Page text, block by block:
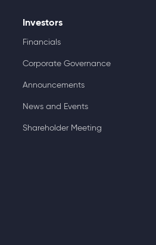
Investors
Financials
Corporate Governance
Announcements
News and Events
Shareholder Meeting